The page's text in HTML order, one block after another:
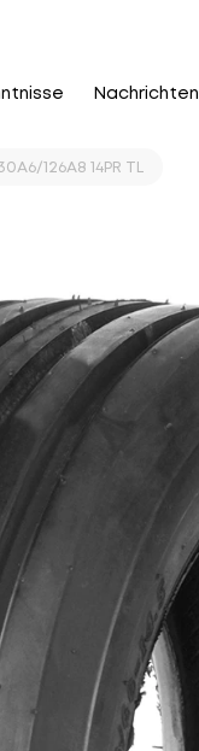
Nachrichten
126A8 14PR TL